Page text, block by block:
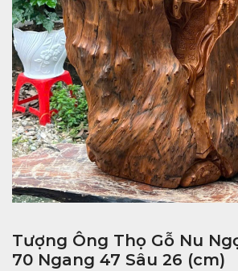
Tượng Ông Thọ Gỗ Nu
70 Ngang 47 Sâu 26 (cm)